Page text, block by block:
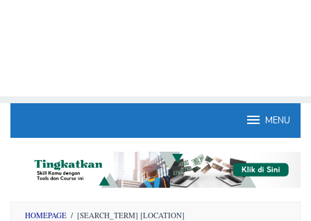
MENU
HOMEPAGE / [SEARCH_TERM] [LOCATION]